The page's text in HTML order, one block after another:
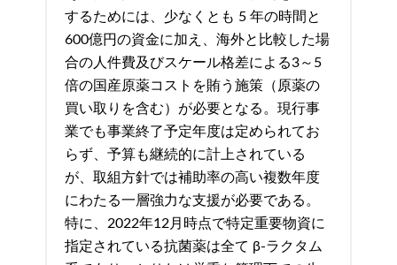
するためには、少なくとも 5 年の時間と
600億円の資金に加え、海外と比較した場
合の人件費及びスケール格差による3～5
倍の国産原薬コストを賄う施策（原薬の
買い取りを含む）が必要となる。現行事
業でも事業終了予定年度は定められてお
らず、予算も継続的に計上されている
が、取組方針では補助率の高い複数年度
にわたる一層強力な支援が必要である。
特に、2022年12月時点で特定重要物資に
指定されている抗菌薬は全て β-ラクタム